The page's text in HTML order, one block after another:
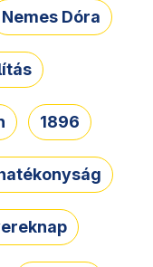
Nemes Dóra
1896